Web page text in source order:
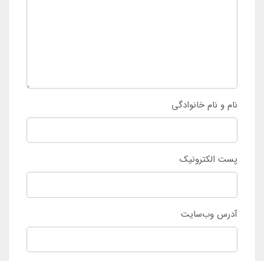
نام و نام خانوادگی
پست الکترونیک
آدرس وب‌سایت